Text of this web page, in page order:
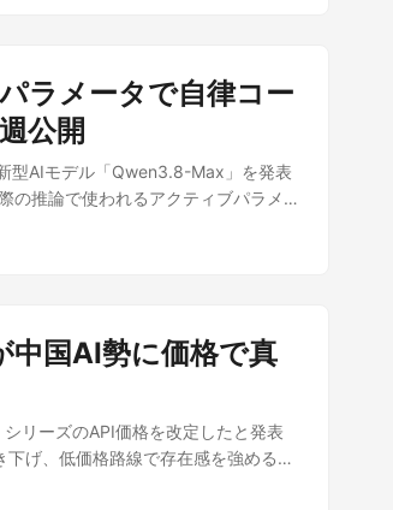
、GPT系・Claude系・Gemini系とい
では依然として選択肢が広い。一
Namazuは「オープンモデル
格好だ。OpenAI互換APIによる乗り
たい企業にとって現実的な選択肢に
度の両面を比較検証してみる価値は
Sakana Namazu」提供開始 の内容
ードを促す手口が確認されている。
手動でコマンドを実行すると、Go言
」が展開される。初回起動時には
いう名前でサービス化される。サー
ボード監視、スクリーンショット撮
監視など幅広いスパイ活動を実行す
っているとMicrosoftは説明してい
ル・会議場・空港の公共Wi-Fiは基
テザリング、VPNなどプライベート
やIT担当者にとっては、接続時に表
ください」といったポップアップの
PowerShellへのコマンド貼り付けを
式のトラブルシューティング画面に
OS自体のメモリ消費量が大きく、快
を搭載した「MacBook Neo」な
じ8GBという条件で比較したとき、
要件自体は4GBと定義されている
や6GBといった、より低いスペック
感を改善するところから着手する、
性が「死活問題」になっていると指
用量を具体的にどれだけ削減するの
る表現にとどまっており、どのビル
れはあくまで自己申告であり、8GB
材料になるだろう。 日本市場での注
モデルほど8GBメモリ搭載機の比率
ラメータで自律コー
公開
型AIモデル「Qwen3.8-Max」を発表
の推論で使われるアクティブパラメ
発者の間で広く使われている
オープンウェイトで公開する方針を
ィア級モデルを直接組み込める選択
低水準で、コーディング支援やエー
発表の性能と海外メディアの報
Maxは次のような特徴を持つ
自律的にコードを書き続け、自己
国AI勢に価格で真
リーズのAPI価格を改定したと発表
げ、低価格路線で存在感を強める中
よると、OpenAI最高経営責任者の